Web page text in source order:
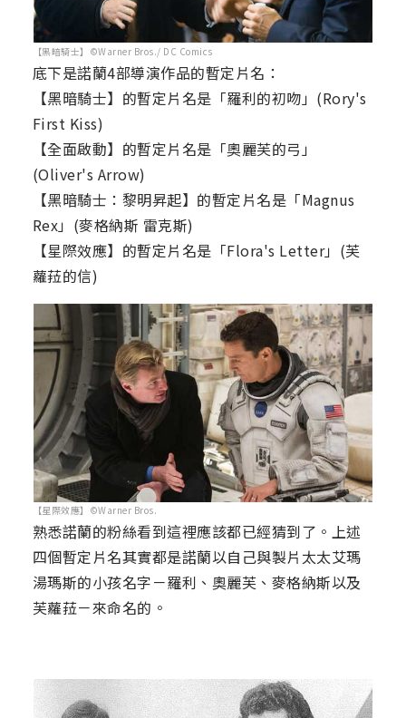
【黑暗騎士】©Warner Bros./ DC Comics
底下是諾蘭4部導演作品的暫定片名：
【黑暗騎士】的暫定片名是「羅利的初吻」(Rory's
First Kiss)
【全面啟動】的暫定片名是「奧麗芙的弓」
(Oliver's Arrow)
【黑暗騎士：黎明昇起】的暫定片名是「Magnus
Rex」(麥格納斯 雷克斯)
【星際效應】的暫定片名是「Flora's Letter」(芙
蘿菈的信)
【星際效應】©Warner Bros.
熟悉諾蘭的粉絲看到這裡應該都已經猜到了。上述
四個暫定片名其實都是諾蘭以自己與製片太太艾瑪
湯瑪斯的小孩名字－羅利、奧麗芙、麥格納斯以及
芙蘿菈－來命名的。